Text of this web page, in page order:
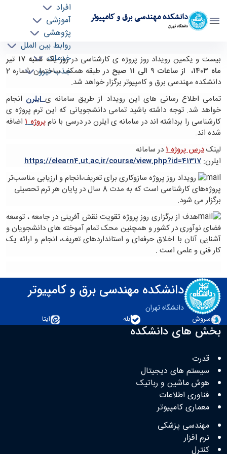
دانشکده مهندسی برق و کامپیوتر
دانشگاه تهران
افراد
آموزشی
پژوهشی
روابط بین الملل
خدمات
جذب نیرو
برگزاری بیست و یکمین دوره جشنواره پروژه‌های
کارشناسی "روز پروژه" - ece- دانشکده مهندسی برق
و کامپیوتر
بیست و یکمین رویداد روز پروژه ی کارشناسی در
روز یک‎‎ شنبه 17 تیر
ماه 1403،
از ساعات 9 الی 11 صبح
در طبقه همکف ساختمان شماره 2
دانشکده مهندسی برق و کامپیوتر برگزار خواهد شد.
تمامی اطلاع رسانی های این رویداد از طریق سامانه یایلرن انجام
خواهد شد. توجه داشته باشید تمامی دانشجویانی که این ترم پروژه ی
کارشناسی را برداشته اند در سامانه ی ایلرن در درسی با نامپروژه 1 اضافه
شده اند.
لینکدرس پروژه 1 در سامانه
ایلرن: https://elearn4.ut.ac.ir/course/view.php?id=41317
رویداد روز پروژه ‌سازوکاری برای تعریف،انجام و ارزیابی مناسب‌تر
پروژه‌های کارشناسی است که به مدت 8 سال در پایان هر ترم تحصیلی
برگزار می شود.
هدف از برگزاری روز پروژه تقویت نقش آفرینی در جامعه ، توسعه
فضای نوآوری در کشور و همچنین محک تمام آموخته های دانشجویان و
آشنایی آنان با اخلاق حرفه‌ای و استانداردهای تعریف، انجام و ارائه یک
کار فنی و علمی است .
دانشکده مهندسی برق و کامپیوتر
دانشگاه تهران
سروش
بله ایتا
بخش های دانشکده
قدرت
سیستم های دیجیتال
هوش ماشین و رباتیک
فناوری اطلاعات
معماری کامپیوتر
مهندسی پزشکی
نرم افزار
کنترل